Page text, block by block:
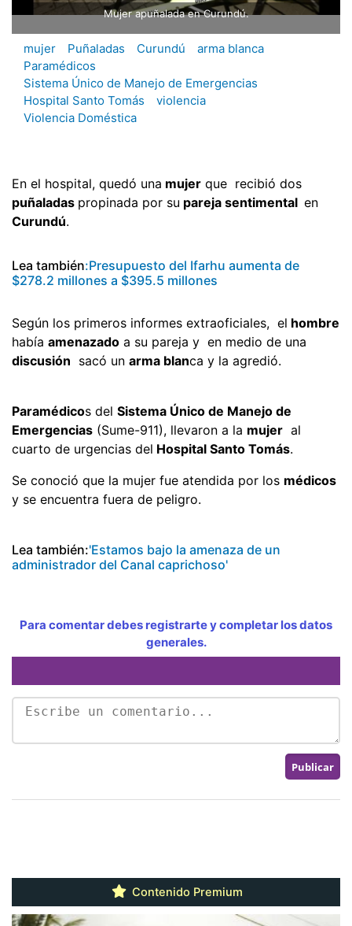
Mujer apuñalada en Curundú.
mujer Puñaladas Curundú
arma blanca
Paramédicos
Sistema Único de Manejo de Emergencias
Hospital Santo Tomás
violencia
Violencia Doméstica
En el hospital, quedó una mujer que recibió dos
puñaladas propinada por su pareja sentimental en
Curundú.
Lea también:Presupuesto del Ifarhu aumenta de
$278.2 millones a $395.5 millones
Según los primeros informes extraoficiales, el hombre
había amenazado a su pareja y en medio de una
discusión sacó un arma blanca y la agredió.
Paramédicos del Sistema Único de Manejo de
Emergencias (Sume-911), llevaron a la mujer al
cuarto de urgencias del Hospital Santo Tomás.
Se conoció que la mujer fue atendida por los médicos
y se encuentra fuera de peligro.
Lea también:'Estamos bajo la amenaza de un
administrador del Canal caprichoso'
Para comentar debes registrarte y completar los datos
generales.
Contenido Premium